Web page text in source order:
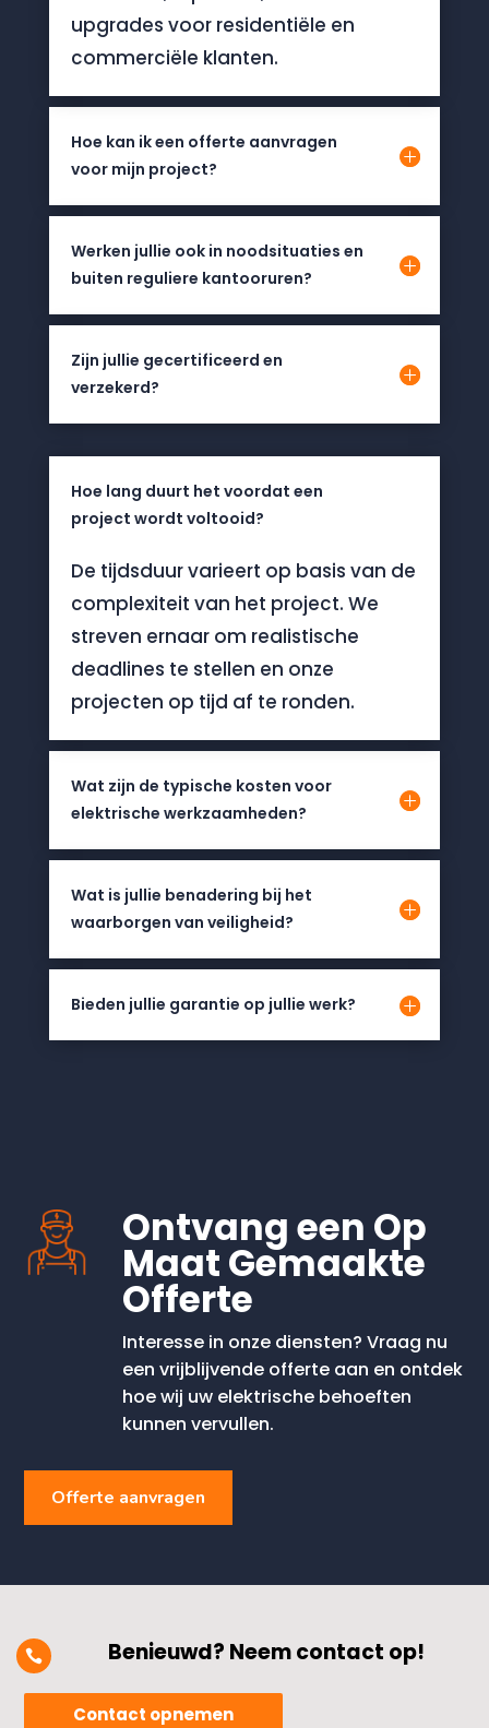
upgrades voor residentiële en
commerciële klanten.
Hoe kan ik een offerte aanvragen
voor mijn project?
Werken jullie ook in noodsituaties en
buiten reguliere kantooruren?
Zijn jullie gecertificeerd en
verzekerd?
Hoe lang duurt het voordat een
project wordt voltooid?
De tijdsduur varieert op basis van de
complexiteit van het project. We
streven ernaar om realistische
deadlines te stellen en onze
projecten op tijd af te ronden.
Wat zijn de typische kosten voor
elektrische werkzaamheden?
Wat is jullie benadering bij het
waarborgen van veiligheid?
Bieden jullie garantie op jullie werk?
Ontvang een Op
Maat Gemaakte
Offerte
Interesse in onze diensten? Vraag nu
een vrijblijvende offerte aan en ontdek
hoe wij uw elektrische behoeften
kunnen vervullen.
Offerte aanvragen
 Benieuwd? Neem contact op!
Contact opnemen